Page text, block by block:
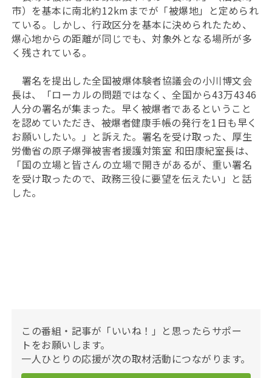
市）を基本に南北約12kmまでが「被爆地」と定められ
ている。しかし、行政区分を基本に決められたため、
爆心地からの距離が同じでも、対象外となる場所が多
く残されている。
署名を提出した全国被爆体験者協議会の小川博文会
長は、「ローカルの問題ではなく、全国から43万4346
人分の署名が集まった。早く被爆者であるということ
を認めていただき、被爆者健康手帳の発行を1日も早く
お願いしたい。」と訴えた。署名を受け取った、厚生
労働省の原子爆弾被害者援護対策室 和田康紀室長は、
「国の立場と皆さんの立場で開きがあるが、重い署名
を受け取ったので、政務三役に要望を伝えたい」と話
した。
この番組・記事が「いいね！」と思ったらサポー
トをお願いします。
一人ひとりの応援が次の取材活動につながります。